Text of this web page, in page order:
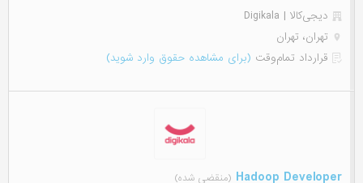
دیجی‌‌کالا | Digikala
تهران، تهران
قرارداد تمام‌وقت (برای مشاهده حقوق وارد شوید)
Hadoop Developer (منقضی شده)